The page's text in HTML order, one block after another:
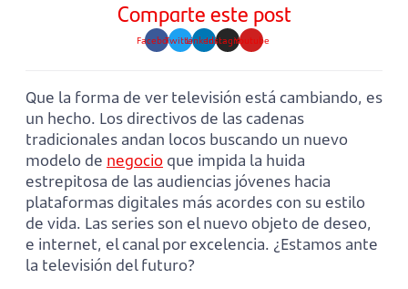
Comparte este post
FacebookTwitterLinkedinInstagramYoutube
Que la forma de ver televisión está cambiando, es
un hecho. Los directivos de las cadenas
tradicionales andan locos buscando un nuevo
modelo de negocio que impida la huida
estrepitosa de las audiencias jóvenes hacia
plataformas digitales más acordes con su estilo
de vida. Las series son el nuevo objeto de deseo,
e internet, el canal por excelencia. ¿Estamos ante
la televisión del futuro?